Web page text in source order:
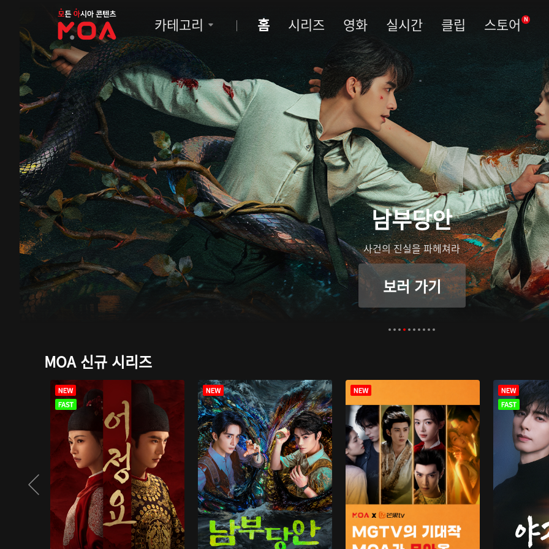
MOA
카테고리 홈 시리즈 영화 실시간 클립 스토어 N
남부당안
사건의 진실을 파헤쳐라
보러 가기
MOA 신규 시리즈